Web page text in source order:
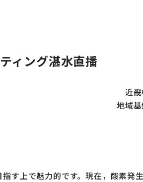
ィング湛水直播
近
地域
す上で魅力的です。現在，酸素発